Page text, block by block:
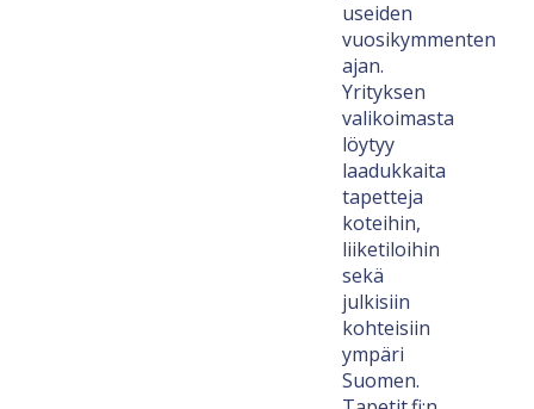
useiden
vuosikymmenten
ajan.
Yrityksen
valikoimasta
löytyy
laadukkaita
tapetteja
koteihin,
liiketiloihin
sekä
julkisiin
kohteisiin
ympäri
Suomen.